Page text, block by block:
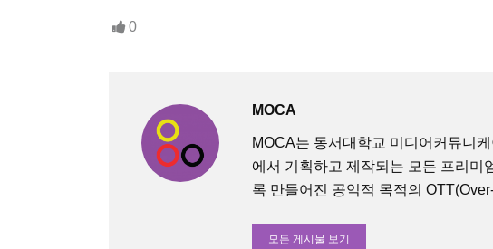
0
MOCA
MOCA는 동서대학교 미디어커뮤니
에서 기획하고 제작되는 모든 프리미
록 만들어진 공익적 목적의
모든 게시물 보기